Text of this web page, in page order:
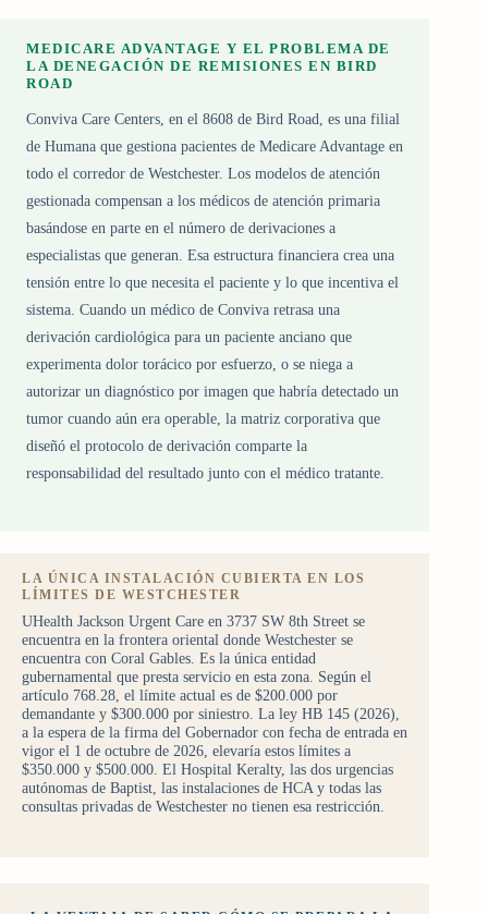
MEDICARE ADVANTAGE Y EL PROBLEMA DE
LA DENEGACIÓN DE REMISIONES EN BIRD
ROAD
Conviva Care Centers, en el 8608 de Bird Road, es una filial
de Humana que gestiona pacientes de Medicare Advantage en
todo el corredor de Westchester. Los modelos de atención
gestionada compensan a los médicos de atención primaria
basándose en parte en el número de derivaciones a
especialistas que generan. Esa estructura financiera crea una
tensión entre lo que necesita el paciente y lo que incentiva el
sistema. Cuando un médico de Conviva retrasa una
derivación cardiológica para un paciente anciano que
experimenta dolor torácico por esfuerzo, o se niega a
autorizar un diagnóstico por imagen que habría detectado un
tumor cuando aún era operable, la matriz corporativa que
diseñó el protocolo de derivación comparte la
responsabilidad del resultado junto con el médico tratante.
LA ÚNICA INSTALACIÓN CUBIERTA EN LOS
LÍMITES DE WESTCHESTER
UHealth Jackson Urgent Care en 3737 SW 8th Street se
encuentra en la frontera oriental donde Westchester se
encuentra con Coral Gables. Es la única entidad
gubernamental que presta servicio en esta zona. Según el
artículo 768.28, el límite actual es de $200.000 por
demandante y $300.000 por siniestro. La ley HB 145 (2026),
a la espera de la firma del Gobernador con fecha de entrada en
vigor el 1 de octubre de 2026, elevaría estos límites a
$350.000 y $500.000. El Hospital Keralty, las dos urgencias
autónomas de Baptist, las instalaciones de HCA y todas las
consultas privadas de Westchester no tienen esa restricción.